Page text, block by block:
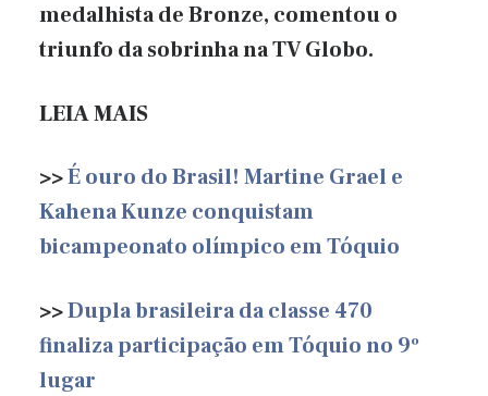
medalhista de Bronze, comentou o
triunfo da sobrinha na TV Globo.
LEIA MAIS
>>É ouro do Brasil! Martine Grael e
Kahena Kunze conquistam
bicampeonato olímpico em Tóquio
>>Dupla brasileira da classe 470
finaliza participação em Tóquio no 9º
lugar